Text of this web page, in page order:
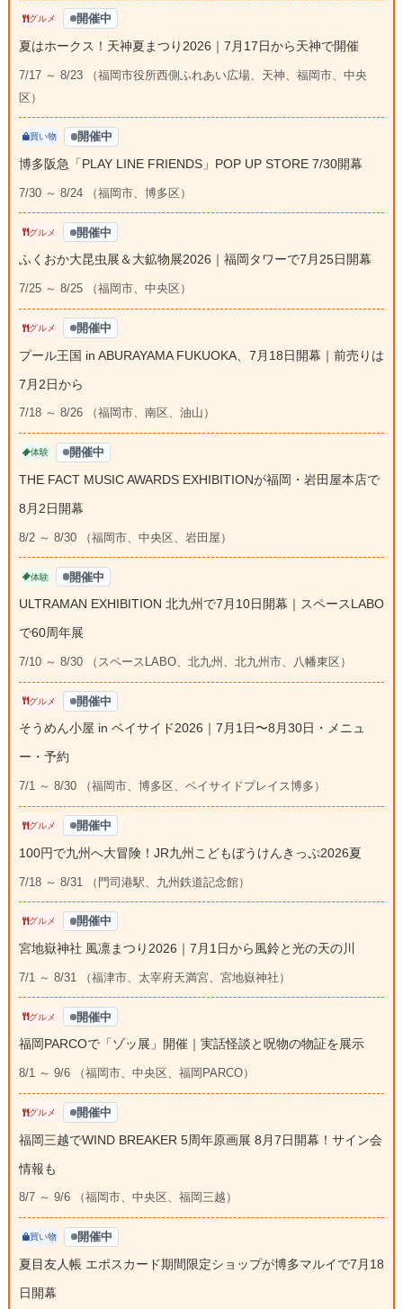
グルメ 開催中
夏はホークス！天神夏まつり2026｜7月17日から天神で開催
7/17 ～ 8/23 （福岡市役所西側ふれあい広場、天神、福岡市、中央
区）
買い物 開催中
博多阪急「PLAY LINE FRIENDS」POP UP STORE 7/30開幕
7/30 ～ 8/24 （福岡市、博多区）
グルメ 開催中
ふくおか大昆虫展＆大鉱物展2026｜福岡タワーで7月25日開幕
7/25 ～ 8/25 （福岡市、中央区）
グルメ 開催中
プール王国 in ABURAYAMA FUKUOKA、7月18日開幕｜前売りは
7月2日から
7/18 ～ 8/26 （福岡市、南区、油山）
体験 開催中
THE FACT MUSIC AWARDS EXHIBITIONが福岡・岩田屋本店で
8月2日開幕
8/2 ～ 8/30 （福岡市、中央区、岩田屋）
体験 開催中
ULTRAMAN EXHIBITION 北九州で7月10日開幕｜スペースLABO
で60周年展
7/10 ～ 8/30 （スペースLABO、北九州、北九州市、八幡東区）
グルメ 開催中
そうめん小屋 in ベイサイド2026｜7月1日〜8月30日・メニュ
ー・予約
7/1 ～ 8/30 （福岡市、博多区、ベイサイドプレイス博多）
グルメ 開催中
100円で九州へ大冒険！JR九州こどもぼうけんきっぷ2026夏
7/18 ～ 8/31 （門司港駅、九州鉄道記念館）
グルメ 開催中
宮地嶽神社 風凛まつり2026｜7月1日から風鈴と光の天の川
7/1 ～ 8/31 （福津市、太宰府天満宮、宮地嶽神社）
グルメ 開催中
福岡PARCOで「ゾッ展」開催｜実話怪談と呪物の物証を展示
8/1 ～ 9/6 （福岡市、中央区、福岡PARCO）
グルメ 開催中
福岡三越でWIND BREAKER 5周年原画展 8月7日開幕！サイン会
情報も
8/7 ～ 9/6 （福岡市、中央区、福岡三越）
買い物 開催中
夏目友人帳 エポスカード期間限定ショップが博多マルイで7月18
日開幕